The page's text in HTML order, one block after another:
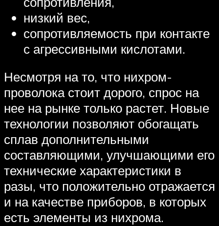
низкий вес,
сопротивляемость при контакте
с агрессивными кислотами.
Несмотря на то, что нихром-
проволока стоит дорого, спрос на
нее на рынке только растет. Новые
технологии позволяют обогащать
сплав дополнительными
составляющими, улучшающими его
технические характеристики в
разы, что положительно отражается
и на качестве приборов, в которых
есть элементы из нихрома.